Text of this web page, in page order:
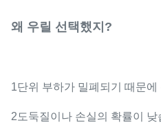
왜 우릴 선택했지?
1단위 부하가 밀폐되기 때문
2도둑질이나 손실의 확률이 낮